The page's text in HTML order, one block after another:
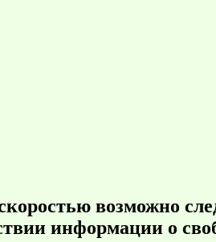
возможно
информации о